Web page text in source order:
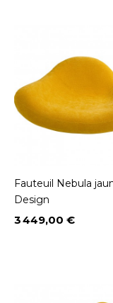
Fauteuil Nebula
Design
Prix
3 449,00 €